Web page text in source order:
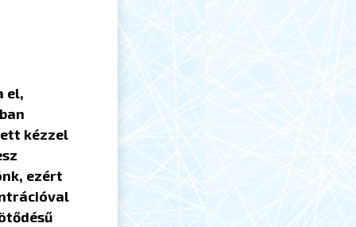
el,
kézzel
ezért